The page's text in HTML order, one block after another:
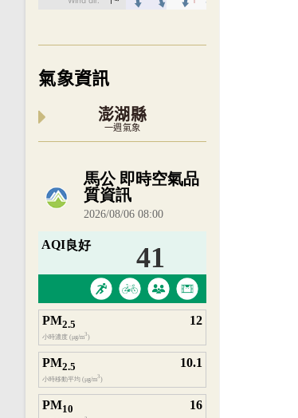
氣象資訊
澎湖縣
一週氣象
內嵌空氣品質小工具為視覺預覽，